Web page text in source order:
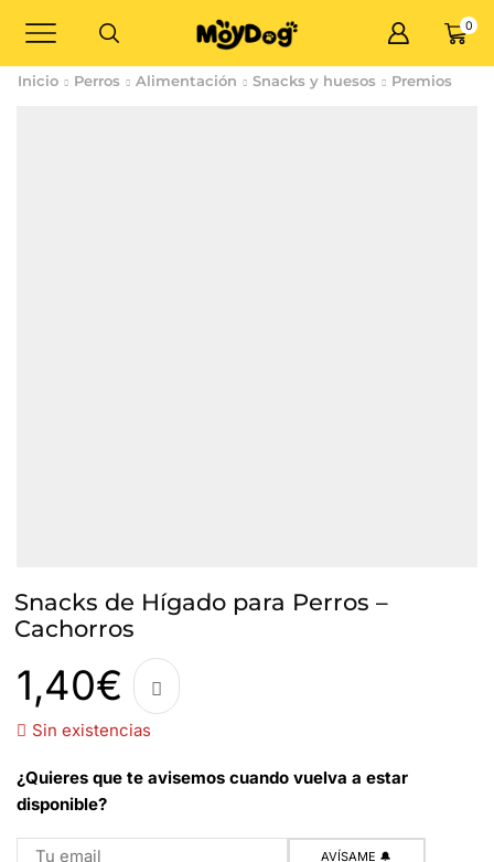
0
Inicio Perros Alimentación Snacks y huesos Premios
Snacks de Hígado para Perros –
Cachorros
1,40€
Sin existencias
¿Quieres que te avisemos cuando vuelva a estar
disponible?